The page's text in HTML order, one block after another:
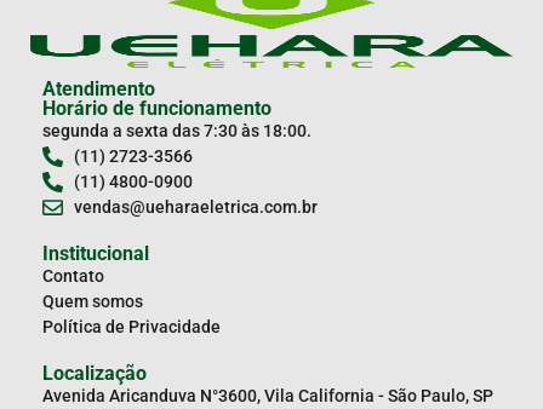
Atendimento
Horário de funcionamento
segunda a sexta das 7:30 às 18:00.
(11) 2723-3566
(11) 4800-0900
vendas@ueharaeletrica.com.br
Institucional
Contato
Quem somos
Política de Privacidade
Localização
Avenida Aricanduva N°3600, Vila California - São Paulo, SP